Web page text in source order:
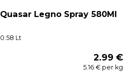
Quasar Legno Spray 580Ml
0.58 Lt
2.99 €
5.16 € per kg